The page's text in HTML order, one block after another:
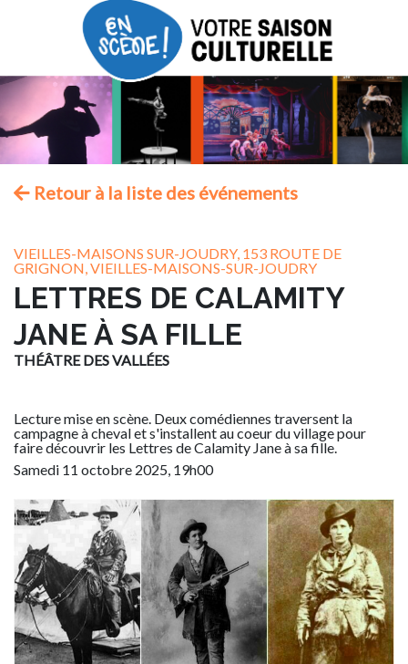
Retour à la liste des événements
VIEILLES-MAISONS SUR-JOUDRY, 153 ROUTE DE
GRIGNON, VIEILLES-MAISONS-SUR-JOUDRY
LETTRES DE CALAMITY
JANE À SA FILLE
THÉÂTRE DES VALLÉES
Lecture mise en scène. Deux comédiennes traversent la
campagne à cheval et s'installent au coeur du village pour
faire découvrir les Lettres de Calamity Jane à sa fille.
Samedi 11 octobre 2025, 19h00